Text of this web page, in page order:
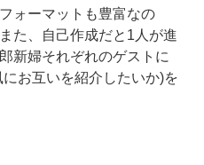
ォーマットも豊富なの
た、自己作成だと1人が進
新婦それぞれのゲストに
お互いを紹介したいか)を